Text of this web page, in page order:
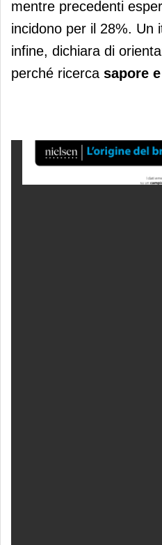
mentre precedenti
incidono per il 28%. Un
infine, dichiara di
perché ricerca sapore